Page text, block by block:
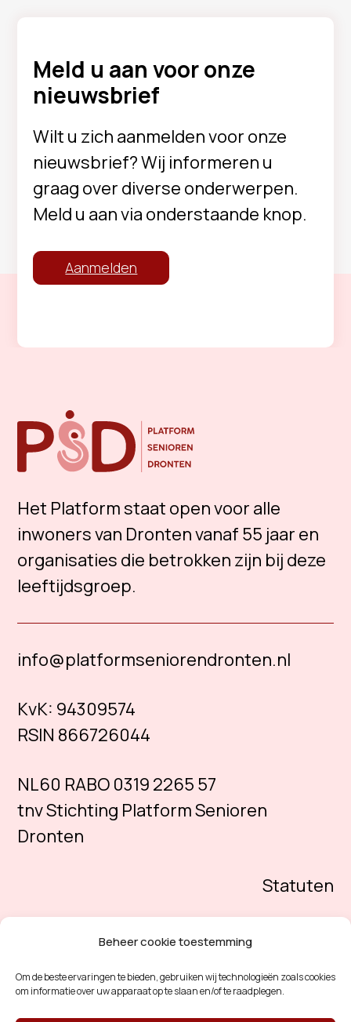
Beheer cookie toestemming
Om de beste ervaringen te bieden, gebruiken wij technologieën zoals cookies
om informatie over uw apparaat op te slaan en/of te raadplegen.
Meld u aan voor onze
nieuwsbrief
Wilt u zich aanmelden voor onze
nieuwsbrief? Wij informeren u
graag over diverse onderwerpen.
Meld u aan via onderstaande knop.
Aanmelden
Het Platform staat open voor alle
inwoners van Dronten vanaf 55 jaar en
organisaties die betrokken zijn bij deze
leeftijdsgroep.
info@platformseniorendronten.nl
KvK: 94309574
RSIN 866726044
NL60 RABO 0319 2265 57
tnv Stichting Platform Senioren
Dronten
Statuten